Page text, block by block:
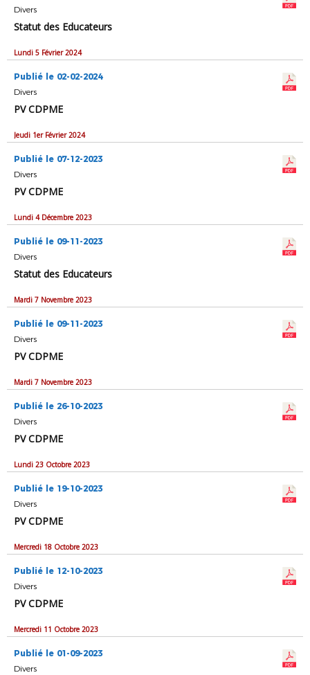
Divers
Statut des Educateurs
Lundi 5 Février 2024
Publié le 02-02-2024
Divers
PV CDPME
Jeudi 1er Février 2024
Publié le 07-12-2023
Divers
PV CDPME
Lundi 4 Décembre 2023
Publié le 09-11-2023
Divers
Statut des Educateurs
Mardi 7 Novembre 2023
Publié le 09-11-2023
Divers
PV CDPME
Mardi 7 Novembre 2023
Publié le 26-10-2023
Divers
PV CDPME
Lundi 23 Octobre 2023
Publié le 19-10-2023
Divers
PV CDPME
Mercredi 18 Octobre 2023
Publié le 12-10-2023
Divers
PV CDPME
Mercredi 11 Octobre 2023
Publié le 01-09-2023
Divers